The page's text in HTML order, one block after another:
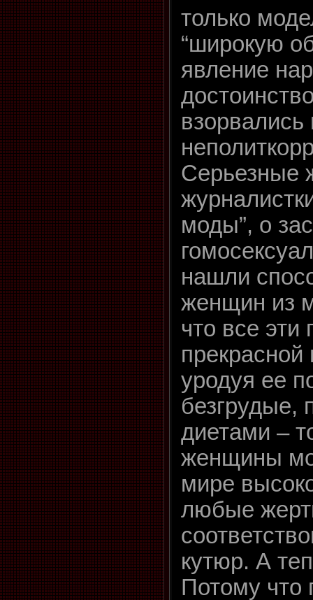
только
“широкую
явление
Серьезные
моды”, о
нашли
женщин из
что все эти
прекрасной
уродуя ее
безгрудые,
диетами –
женщины
мире
любые
кутюр. А
Потому что